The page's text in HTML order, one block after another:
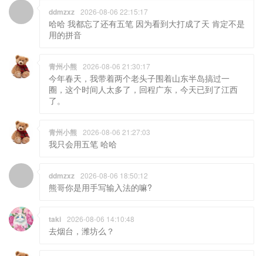
ddmzxz 2026-08-06 22:15:17
哈哈 我都忘了还有五笔 因为看到大打成了天 肯定不是
用的拼音
青州小熊 2026-08-06 21:30:17
今年春天，我带着两个老头子围着山东半岛搞过一
圈，这个时间人太多了，回程广东，今天已到了江西
了。
青州小熊 2026-08-06 21:27:03
我只会用五笔 哈哈
ddmzxz 2026-08-06 18:50:12
熊哥你是用手写输入法的嘛?
taki 2026-08-06 14:10:48
去烟台，潍坊么？